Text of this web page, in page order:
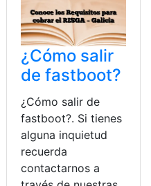
¿Cómo salir
de fastboot?
¿Cómo salir de
fastboot?. Si tienes
alguna inquietud
recuerda
contactarnos a